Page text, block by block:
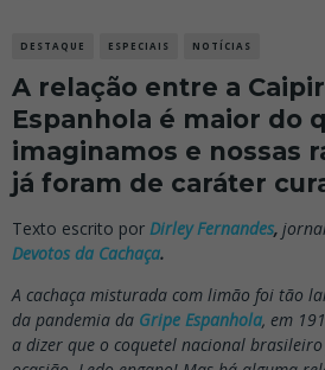
DESTAQUE ESPECIAIS NOTÍCIAS
A relação entre a
Espanhola é maior do
imaginamos e nossas
já foram de caráter
Texto escrito por Dirley Fernandes,
Devotos da Cachaça.
A cachaça misturada com limão foi tão
da pandemia da Gripe Espanhola, em
a dizer que o coquetel nacional